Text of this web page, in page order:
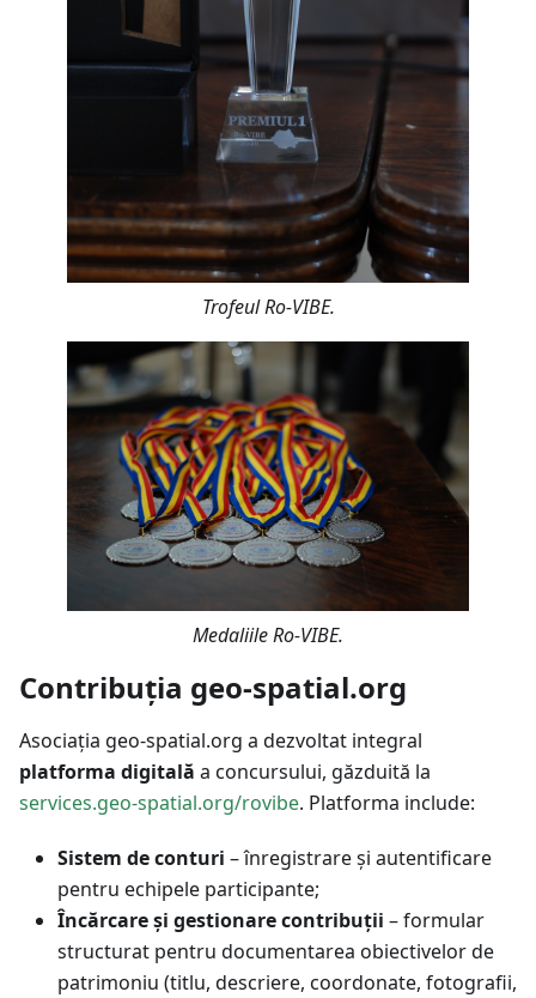
Trofeul Ro-VIBE.
Medaliile Ro-VIBE.
Contribuția geo-spatial.org
Asociația geo-spatial.org a dezvoltat integral
platforma digitală a concursului, găzduită la
services.geo-spatial.org/rovibe. Platforma include:
Sistem de conturi – înregistrare și autentificare
pentru echipele participante;
Încărcare și gestionare contribuții – formular
structurat pentru documentarea obiectivelor de
patrimoniu (titlu, descriere, coordonate, fotografii,